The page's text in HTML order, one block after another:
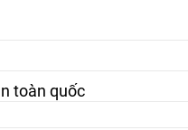
toàn quốc